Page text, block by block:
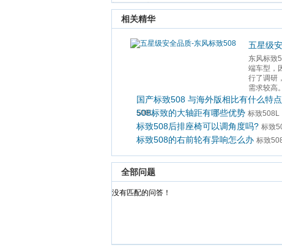
相关精华
五星级
东风标致
端车型，
行了调研
需求较高。
国产标致508 与海外版相比有什么特点
508L
508标致的大轴距有哪些优势 标致508L
标致508后排座椅可以调角度吗? 标致
标致508的右前轮有异响怎么办 标致
全部问题
没有匹配的问答！